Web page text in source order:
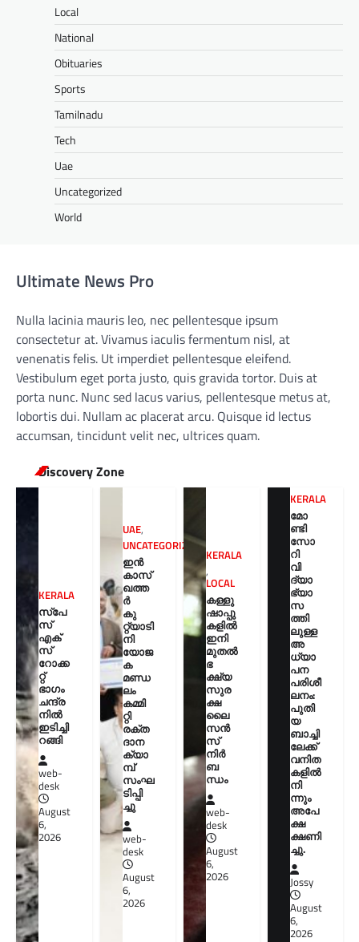
Local
National
Obituaries
Sports
Tamilnadu
Tech
Uae
Uncategorized
World
Ultimate News Pro
Nulla lacinia mauris leo, nec pellentesque ipsum
consectetur at. Vivamus iaculis fermentum nisl, at
venenatis felis. Ut imperdiet pellentesque eleifend.
Vestibulum eget porta justo, quis gravida tortor. Duis at
porta nunc. Nunc sed lacus varius, pellentesque metus at,
lobortis dui. Nullam ac placerat arcu. Quisque id lectus
accumsan, tincidunt velit nec, ultrices quam.
Discovery Zone
KERALA
സ്‌പേ
സ്
എക്‌
സ്
റോക്ക
റ്റ്
ഭാഗം
ചന്ദ്ര
നില്‍
ഇടിച്ചി
റങ്ങി
web-
desk
August
6,
2026
UAE,
UNCATEGORIZED
ഇൻ
കാസ്
ഖത്ത
ർ
കു
റ്റ്യാടി
നി
യോജ
ക
മണ്ഡ
ലം
കമ്മി
റ്റി
രക്ത
ദാന
ക്യാ
മ്പ്
സംഘ
ടിപ്പി
ച്ചു
web-
desk
August
6,
2026
KERALA
,
LOCAL
കള്ളു
ഷാപ്പു
കളിൽ
ഇനി
മുതൽ
ഭ
ക്ഷ്യ
സുര
ക്ഷ
ലൈ
സൻ
സ്
നിർ
ബ
ന്ധം
web-
desk
August
6,
2026
KERALA
മോ
ണ്ടി
സോ
റി
വി
ദ്യാ
ഭ്യാ
സ
ത്തി
ലുള്ള
അ
ധ്യാ
പന
പരിശീ
ലനം:
പുതി
യ
ബാച്ചി
ലേക്ക്
വനിത
കളിൽ
നി
ന്നും
അപേ
ക്ഷ
ക്ഷണി
ച്ചു.
Jossy
August
6,
2026